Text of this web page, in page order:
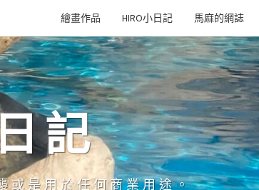
繪畫作品 HIRO小日記 馬麻的網誌
記
或是用於任何商業用途。